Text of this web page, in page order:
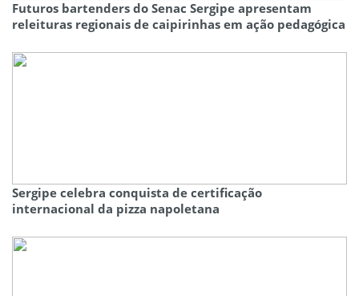
Futuros bartenders do Senac Sergipe apresentam
releituras regionais de caipirinhas em ação pedagógica
Sergipe celebra conquista de certificação
internacional da pizza napoletana